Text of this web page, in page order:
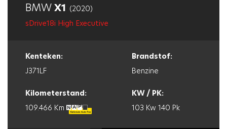
BMWX1 (2020)
sDrive18i High Executive
Kenteken:
Brandstof:
J371LF
Benzine
Kilometerstand:
KW / PK:
109.466 Km
103 Kw 140 Pk